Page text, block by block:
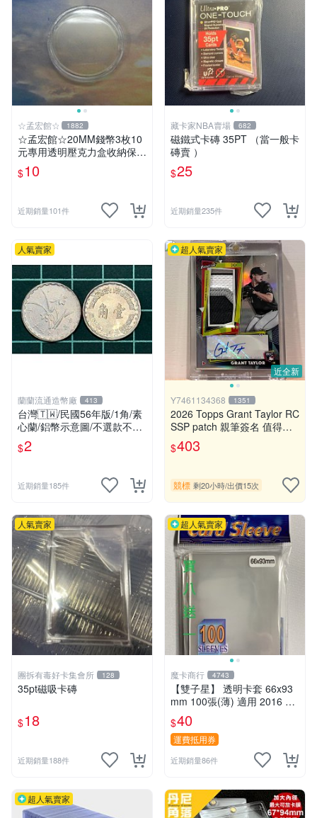
☆孟宏館☆ 1882
☆孟宏館☆20MM錢幣3枚10
元專用透明壓克力盒收納保護
盒錢幣收藏盒透明圓盒硬幣盒
錢幣盒
$10
近期銷量101件
藏卡家NBA賣場 682
磁鐵式卡磚 35PT （當一般卡
磚賣 ）
$25
近期銷量235件
人氣賣家
蘭蘭流通造幣廠 413
台灣🇹🇼/民國56年版/1角/素
心蘭/鋁幣示意圖/不選款不挑
品/隨機出貨
$2
近期銷量185件
近全新
超人氣賣家
Y7461134368 1351
2026 Topps Grant Taylor RC
SSP patch 親筆簽名 值得收
藏 Finest Rookie Auto Relic
RPA 箱特典
$403
競標 剩20小時/出價15次
人氣賣家
團拆有毒好卡集會所 128
35pt磁吸卡磚
$18
近期銷量188件
超人氣賣家
魔卡商行 4743
【雙子星】 透明卡套 66x93
mm 100張(薄) 適用 2016 CP
BL BASEBALL CARD 一般球
員卡
$40
運費抵用券
近期銷量86件
超人氣賣家